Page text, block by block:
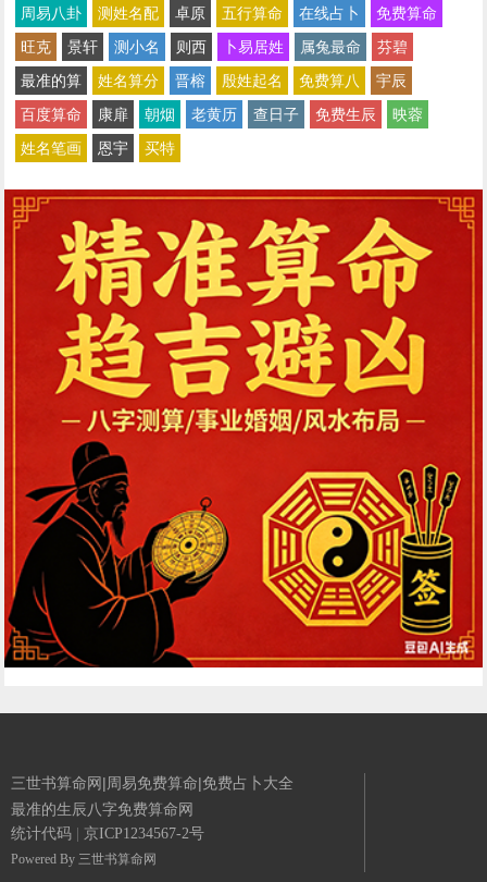
周易八卦 测姓名配 卓原 五行算命 在线占卜
免费算命
旺克
景轩 测小名 则西 卜易居姓 属兔最命
芬碧
最准的算
姓名算分 晋榕 殷姓起名 免费算八
宇辰
百度算命
康扉 朝烟 老黄历 查日子 免费生辰
映蓉
姓名笔画
恩宇 买特
三世书算命网|周易免费算命|免费占卜大全
最准的生辰八字免费算命网
统计代码 京ICP1234567-2号
Powered By 三世书算命网